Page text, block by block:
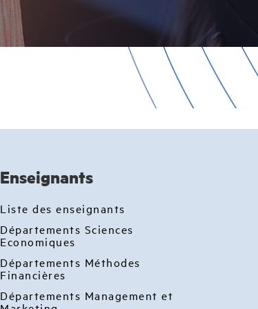
Enseignants
Liste des enseignants
Départements Sciences
Economiques
Départements Méthodes
Financières
Départements Management et